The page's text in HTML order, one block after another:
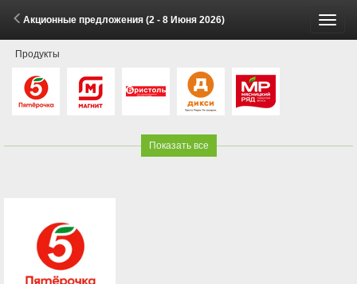
Акционные предложения (2 - 8 Июня 2026)
Продукты
Показать все